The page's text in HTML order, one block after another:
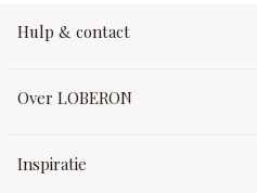
Hulp & contact
Over LOBERON
Inspiratie